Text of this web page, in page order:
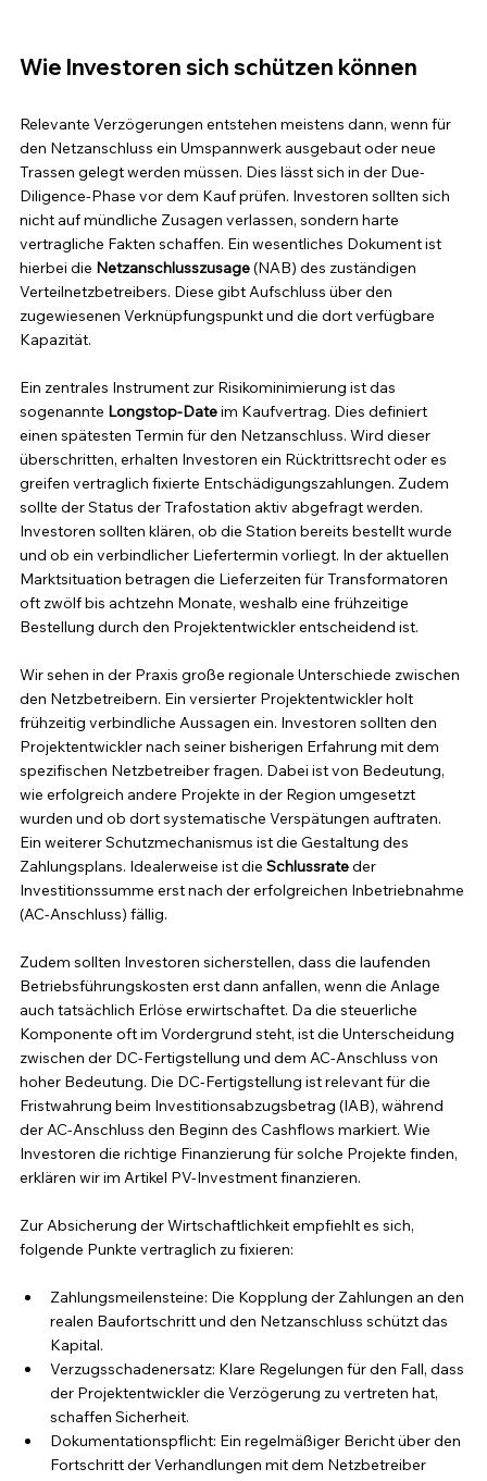
Wie Investoren sich schützen können
Relevante Verzögerungen entstehen meistens dann, wenn für
den Netzanschluss ein Umspannwerk ausgebaut oder neue
Trassen gelegt werden müssen. Dies lässt sich in der Due-
Diligence-Phase vor dem Kauf prüfen. Investoren sollten sich
nicht auf mündliche Zusagen verlassen, sondern harte
vertragliche Fakten schaffen. Ein wesentliches Dokument ist
hierbei die Netzanschlusszusage (NAB) des zuständigen
Verteilnetzbetreibers. Diese gibt Aufschluss über den
zugewiesenen Verknüpfungspunkt und die dort verfügbare
Kapazität.
Ein zentrales Instrument zur Risikominimierung ist das
sogenannte Longstop-Date im Kaufvertrag. Dies definiert
einen spätesten Termin für den Netzanschluss. Wird dieser
überschritten, erhalten Investoren ein Rücktrittsrecht oder es
greifen vertraglich fixierte Entschädigungszahlungen. Zudem
sollte der Status der Trafostation aktiv abgefragt werden.
Investoren sollten klären, ob die Station bereits bestellt wurde
und ob ein verbindlicher Liefertermin vorliegt. In der aktuellen
Marktsituation betragen die Lieferzeiten für Transformatoren
oft zwölf bis achtzehn Monate, weshalb eine frühzeitige
Bestellung durch den Projektentwickler entscheidend ist.
Wir sehen in der Praxis große regionale Unterschiede zwischen
den Netzbetreibern. Ein versierter Projektentwickler holt
frühzeitig verbindliche Aussagen ein. Investoren sollten den
Projektentwickler nach seiner bisherigen Erfahrung mit dem
spezifischen Netzbetreiber fragen. Dabei ist von Bedeutung,
wie erfolgreich andere Projekte in der Region umgesetzt
wurden und ob dort systematische Verspätungen auftraten.
Ein weiterer Schutzmechanismus ist die Gestaltung des
Zahlungsplans. Idealerweise ist die Schlussrate der
Investitionssumme erst nach der erfolgreichen Inbetriebnahme
(AC-Anschluss) fällig.
Zudem sollten Investoren sicherstellen, dass die laufenden
Betriebsführungskosten erst dann anfallen, wenn die Anlage
auch tatsächlich Erlöse erwirtschaftet. Da die steuerliche
Komponente oft im Vordergrund steht, ist die Unterscheidung
zwischen der DC-Fertigstellung und dem AC-Anschluss von
hoher Bedeutung. Die DC-Fertigstellung ist relevant für die
Fristwahrung beim Investitionsabzugsbetrag (IAB), während
der AC-Anschluss den Beginn des Cashflows markiert. Wie
Investoren die richtige Finanzierung für solche Projekte finden,
erklären wir im Artikel PV-Investment finanzieren.
Zur Absicherung der Wirtschaftlichkeit empfiehlt es sich,
folgende Punkte vertraglich zu fixieren:
Zahlungsmeilensteine: Die Kopplung der Zahlungen an den
realen Baufortschritt und den Netzanschluss schützt das
Kapital.
Verzugsschadenersatz: Klare Regelungen für den Fall, dass
der Projektentwickler die Verzögerung zu vertreten hat,
schaffen Sicherheit.
Dokumentationspflicht: Ein regelmäßiger Bericht über den
Fortschritt der Verhandlungen mit dem Netzbetreiber